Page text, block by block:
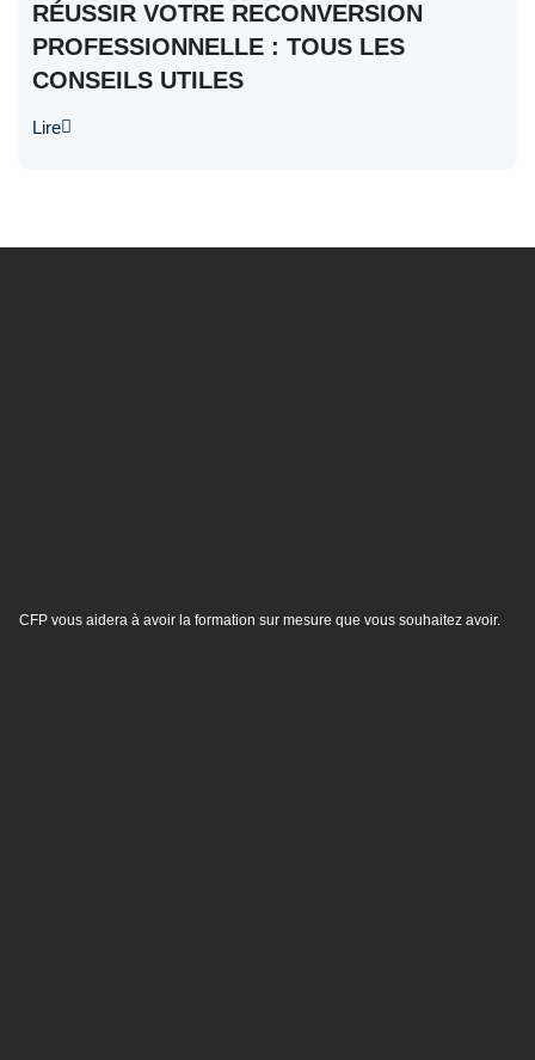
RÉUSSIR VOTRE RECONVERSION
PROFESSIONNELLE : TOUS LES
CONSEILS UTILES
Lire
CFP vous aidera à avoir la formation sur mesure que vous souhaitez avoir.